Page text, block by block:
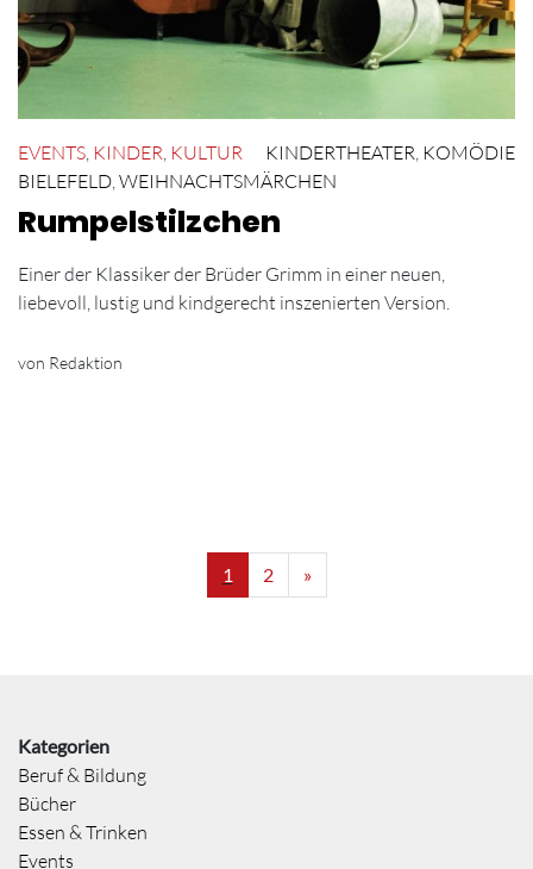
EVENTS, KINDER, KULTUR KINDERTHEATER, KOMÖDIE
BIELEFELD,WEIHNACHTSMÄRCHEN
Rumpelstilzchen
Einer der Klassiker der Brüder Grimm in einer neuen,
liebevoll, lustig und kindgerecht inszenierten Version.
von Redaktion
1 2 »
Kategorien
Beruf & Bildung
Bücher
Essen & Trinken
Events